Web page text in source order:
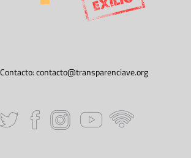
Contacto:contacto@transparenciave.org